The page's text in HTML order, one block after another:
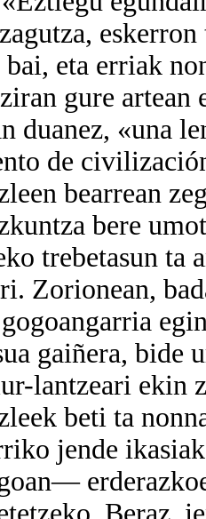
eta erriak
gure artean
duanez, «una
de
bearrean
bere
trebetasun ta
Zorionean,
gaiñera, bide
lantzeari ekin
beti ta nonnai
jende